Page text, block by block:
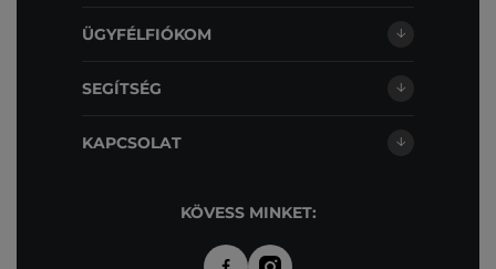
ÜGYFÉLFIÓKOM
SEGÍTSÉG
KAPCSOLAT
KÖVESS MINKET: